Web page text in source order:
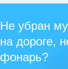
Не убран
на дороге,
фонарь?